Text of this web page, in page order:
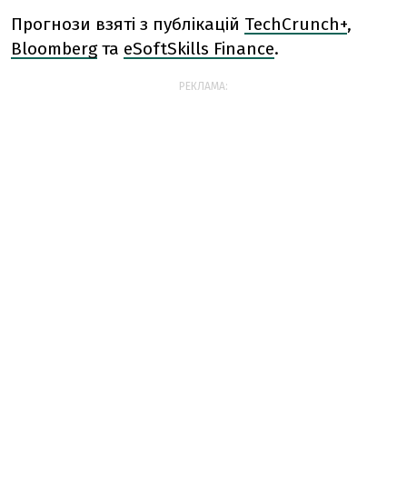
Прогнози взяті з публікацій TechCrunch+,
Bloombergта eSoftSkills Finance.
РЕКЛАМА: